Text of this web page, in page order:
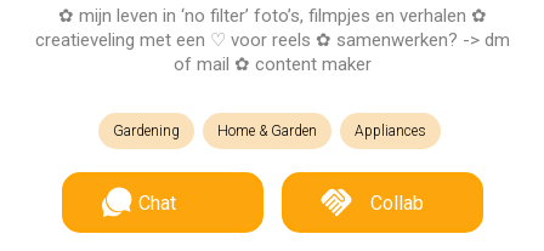
✿ mijn leven in ‘no filter’ foto’s, filmpjes en verhalen ✿
creatieveling met een ♡ voor reels ✿ samenwerken? -> dm
of mail ✿ content maker
Gardening Home & Garden Appliances
Chat Collab